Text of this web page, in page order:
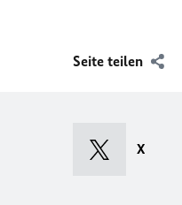
Seite teilen
X